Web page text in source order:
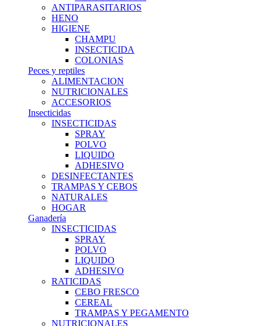
ANTIPARASITARIOS
HENO
HIGIENE
CHAMPU
INSECTICIDA
COLONIAS
Peces y reptiles
ALIMENTACION
NUTRICIONALES
ACCESORIOS
Insecticidas
INSECTICIDAS
SPRAY
POLVO
LIQUIDO
ADHESIVO
DESINFECTANTES
TRAMPAS Y CEBOS
NATURALES
HOGAR
Ganadería
INSECTICIDAS
SPRAY
POLVO
LIQUIDO
ADHESIVO
RATICIDAS
CEBO FRESCO
CEREAL
TRAMPAS Y PEGAMENTO
NUTRICIONALES